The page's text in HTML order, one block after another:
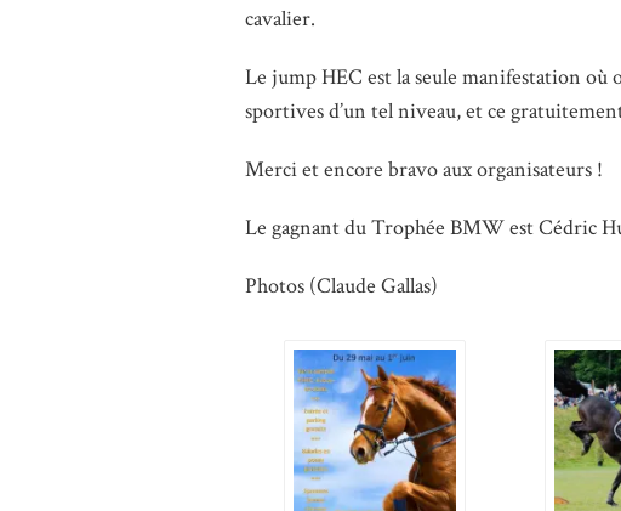
cavalier.
Le jump HEC est la seule manifestation où
sportives d’un tel niveau, et ce
Merci et encore bravo aux organisateurs !
Le gagnant du Trophée BMW est Cédric
Photos (Claude Gallas)